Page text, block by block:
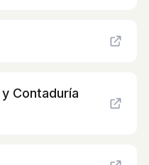
Contaduría